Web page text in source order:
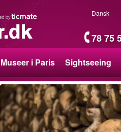
78 75
Dansk
Museer i Paris Sightseeing